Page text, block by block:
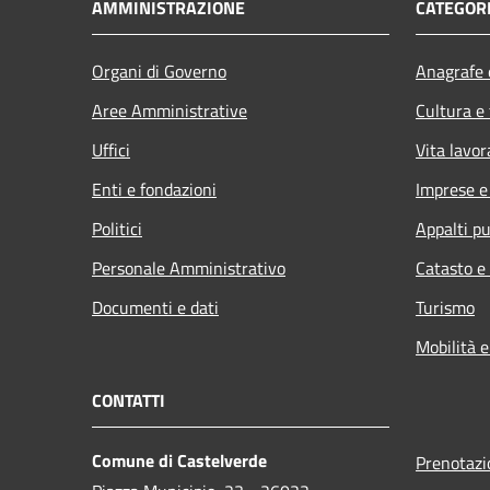
AMMINISTRAZIONE
Organi di Governo
Aree Amministrative
Uffici
Enti e fondazioni
Politici
Personale Amministrativo
Documenti e dati
Cultura
Vita
Imprese
Appalti
Catasto
Turismo
Mobilità
CONTATTI
Comune di Castelverde